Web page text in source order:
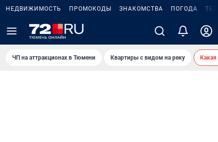
НЕДВИЖИМОСТЬ ПРОМОКОДЫ ЗНАКОМСТВА ПОГОДА
ЧП на аттракционах в Тюмени Квартиры с видом на реку